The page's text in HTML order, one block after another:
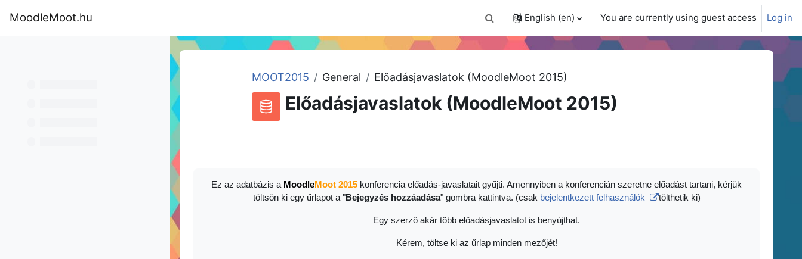
MoodleMoot.hu Toggle search input
English ‎(en)‎ You are currently using guest access Log in
MOOT2015 General Előadásjavaslatok (MoodleMoot 2015)
Előadásjavaslatok (MoodleMoot 2015)
Ez az adatbázis a MoodleMoot 2015 konferencia előadás-javaslatait gyűjti. Amennyiben a konferencián szeretne előadást tartani, kérjük
töltsön ki egy űrlapot a "Bejegyzés hozzáadása" gombra kattintva. (csak bejelentkezett felhasználók tölthetik ki)
Egy szerző akár több előadásjavaslatot is benyújthat.
Kérem, töltse ki az űrlap minden mezőjét!